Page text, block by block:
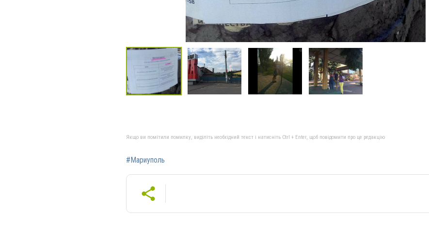
Якщо ви помітили помилку, виділіть необхідний текст і натисніть Ctrl + Enter, щоб повідомити про це редакцію
#Мариуполь